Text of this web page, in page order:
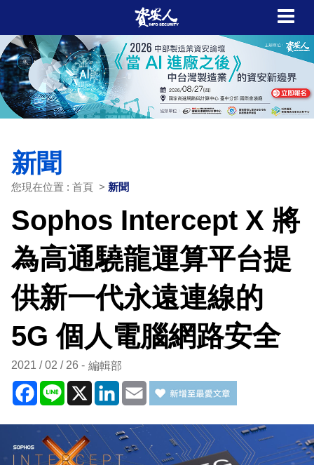
新聞
您現在位置 : 首頁 > 新聞
Sophos Intercept X 將
為高通驍龍運算平台提
供新一代永遠連線的
5G 個人電腦網路安全
2021 / 02 / 26 編輯部
Facebook
Line X LinkedIn
Email